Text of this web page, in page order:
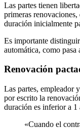
Las partes tienen
primeras
duración inicialmente
Es importante
automática, como pasa
Renovación
Las partes, empleador
por escrito la
duración es inferior a 1
«Cuando el